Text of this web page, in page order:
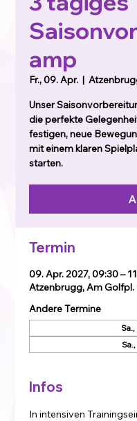
amp
Fr., 09. Apr.
  |
Unser
die perfekte
festigen, neue
mit einem klaren
starten.
Termin
09. Apr. 2027, 09:30 –
Atzenbrugg, Am
Andere Termine
Infos
In intensiven